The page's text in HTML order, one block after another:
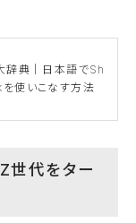
典｜日本語でSh
使いこなす方法
世代をター